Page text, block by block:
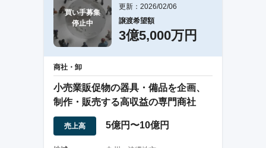
買い手募集
停止中
更新：2026/02/06
譲渡希望額
3億5,000万円
商社・卸
小売業販促物の器具・備品を企画、
制作・販売する高収益の専門商社
売上高 5億円〜10億円